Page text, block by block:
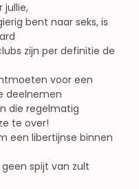
jullie,
bent naar seks, is
zijn per definitie de
voor een
deelnemen
die regelmatig
te over!
een libertijnse binnen
spijt van zult